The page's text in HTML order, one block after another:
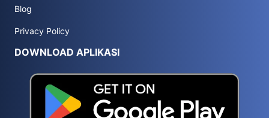
Blog
Privacy Policy
DOWNLOAD APLIKASI